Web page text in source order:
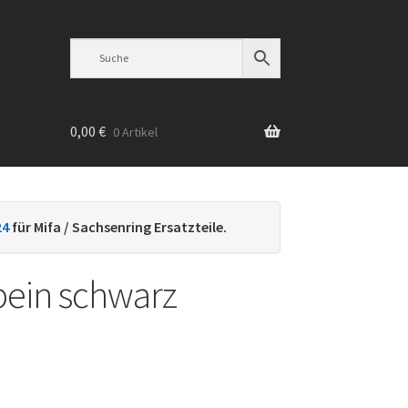
0,00 € 0 Artikel
für Mifa / Sachsenring Ersatzteile.
schwarz